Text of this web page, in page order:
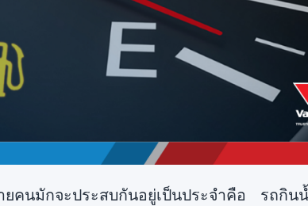
ยคนมักจะประสบกันอยู่เป็นประจำคือ รถกิ